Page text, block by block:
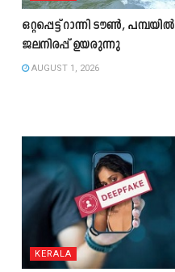
ഒറ്റപ്പെട്ട് റാന്നി ടൗൺ, പമ്പയിൽ
ജലനിരപ്പ് ഉയരുന്നു
AUGUST 1, 2026
KERALA